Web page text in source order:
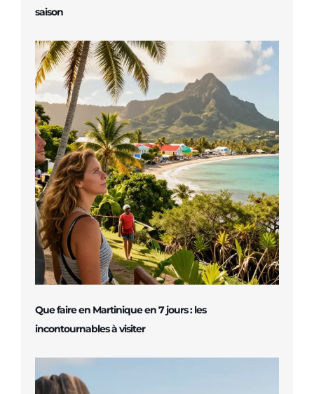
saison
Que faire en Martinique en 7 jours : les
incontournables à visiter